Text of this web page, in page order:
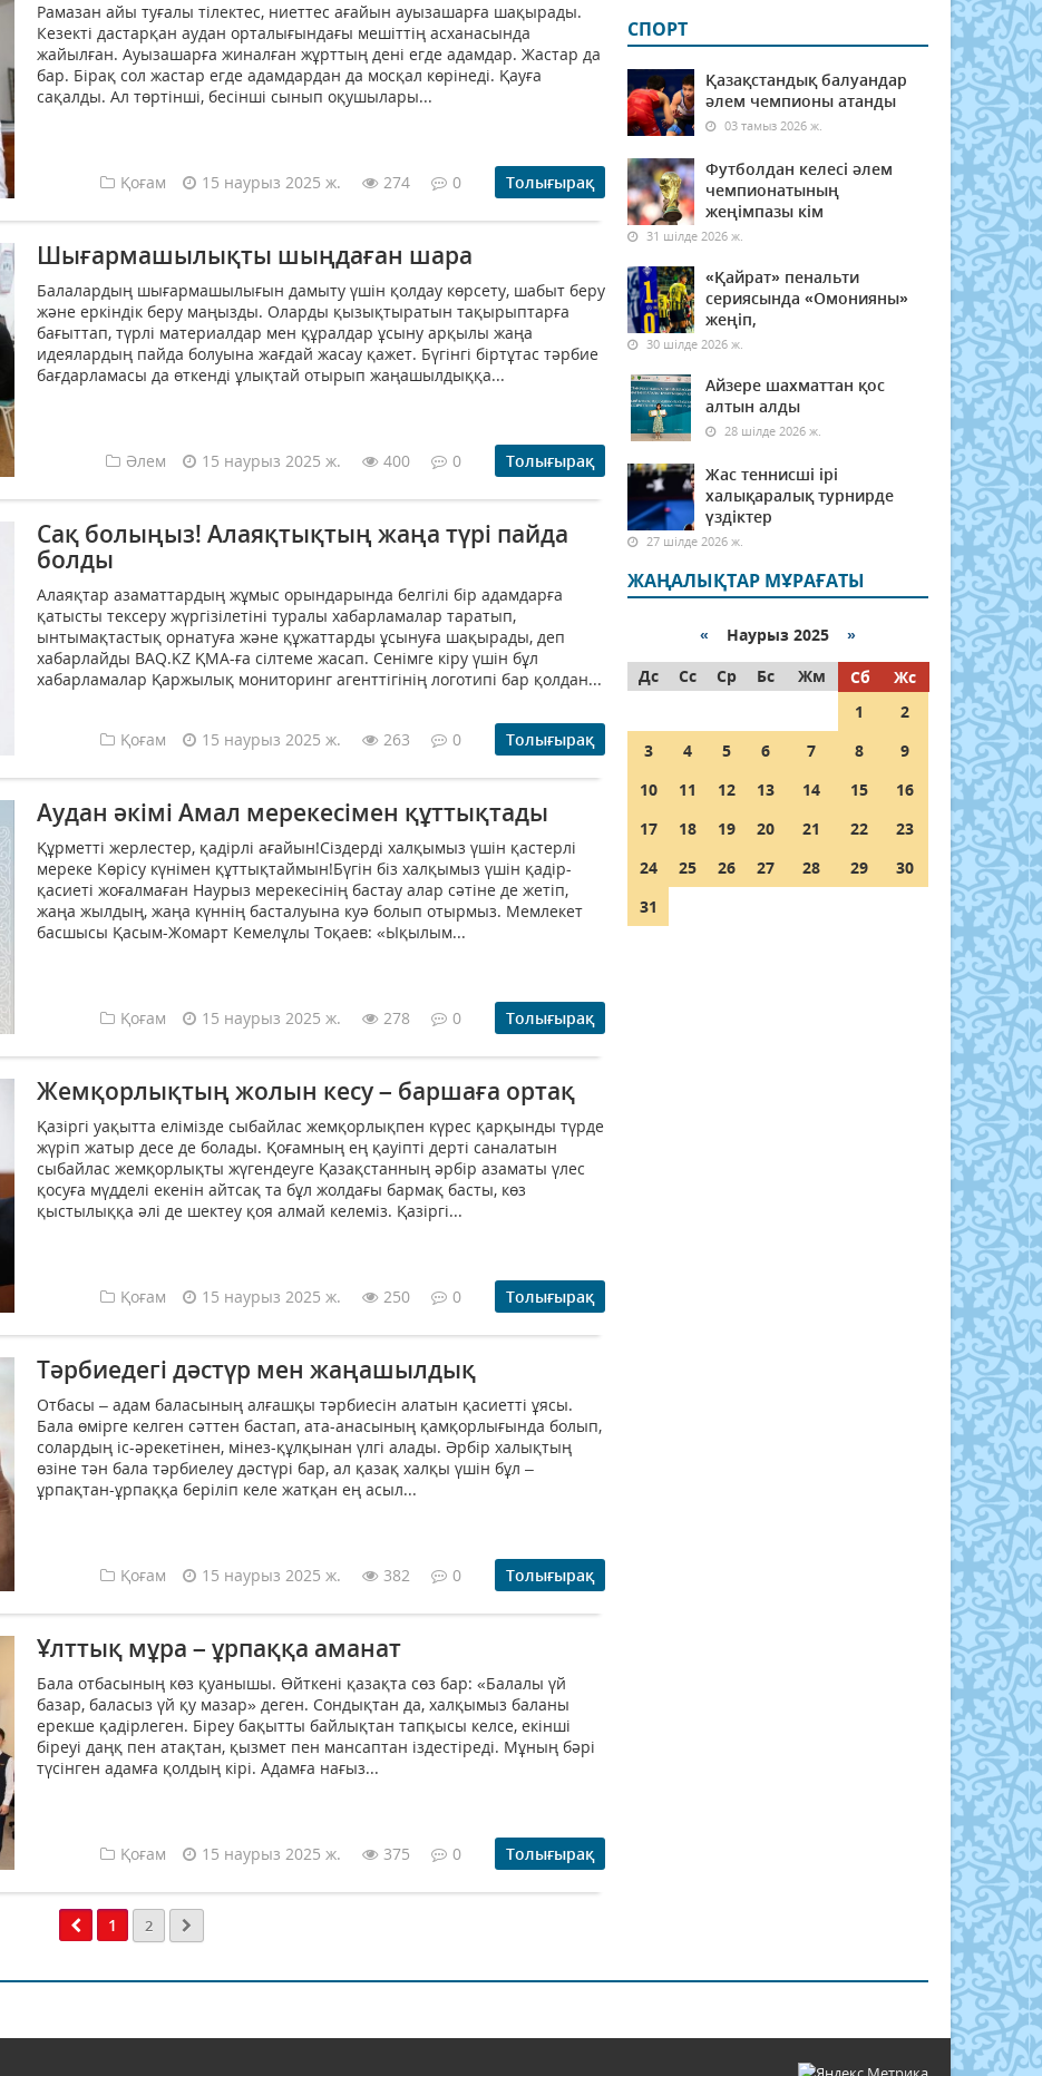
Рамазан айы туғалы тілектес, ниет­­тес ағайын ауызашарға ша­қырады.
Кезекті дастарқан ауда­н орталығындағы мешіттің асханасында
жайылған. Ауызашарға жиналған жұрттың дені егде адамдар. Жастар да
бар. Бірақ сол жастар егде адамдардан да мосқал кө­рінеді. Қауға
сақалды. Ал төртінші, бесінші сынып оқушылары...
Қоғам 15 наурыз 2025 ж. 274 0 Толығырақ
Шығармашылықты шыңдаған шара
Балалардың шығармашылығын дамыту үшін қолдау көрсету, шабыт беру
және еркіндік беру маңызды. Оларды қызықтыратын тақырыптарға
бағыттап, түрлі материалдар мен құралдар ұсыну арқылы жаңа
идеялардың пайда болуына жағдай жасау қажет. Бүгінгі біртұтас тәрбие
бағдарламасы да өткенді ұлықтай отырып жаңашылдыққа...
Әлем 15 наурыз 2025 ж. 400 0 Толығырақ
Сақ болыңыз! Алаяқтықтың жаңа түрі пайда
болды
Алаяқтар азаматтардың жұмыс орындарында белгілі бір адамдарға
қатысты тексеру жүргізілетіні туралы хабарламалар таратып,
ынтымақтастық орнатуға және құжаттарды ұсынуға шақырады, деп
хабарлайды BAQ.KZ ҚМА-ға сілтеме жасап. Сенімге кіру үшін бұл
хабарламалар Қаржылық мониторинг агенттігінің логотипі бар қолдан...
Қоғам 15 наурыз 2025 ж. 263 0 Толығырақ
Аудан әкімі Амал мерекесімен құттықтады
Құрметті жерлестер, қадірлі ағайын!Сіздерді халқымыз үшін қастерлі
мереке Көрісу күнімен құттықтаймын!Бүгін біз халқымыз үшін қадір-
қасиеті жоғалмаған Наурыз мерекесінің бастау алар сәтіне де жетіп,
жаңа жылдың, жаңа күннің басталуына куә болып отырмыз. Мемлекет
басшысы Қасым-Жомарт Кемелұлы Тоқаев: «Ықылым...
Қоғам 15 наурыз 2025 ж. 278 0 Толығырақ
Жемқорлықтың жолын кесу – баршаға ортақ
Қазіргі уақытта елімізде сыбайлас жемқорлықпен күрес қарқынды түрде
жүріп жатыр десе де болады. Қоғамның ең қауіпті дерті саналатын
сыбайлас жемқорлықты жүгендеуге Қазақстанның әрбір азаматы үлес
қосуға мүдделі екенін айтсақ та бұл жолдағы бармақ басты, көз
қыстылыққа әлі де шектеу қоя алмай келеміз. Қазіргі...
Қоғам 15 наурыз 2025 ж. 250 0 Толығырақ
Тәрбиедегі дәстүр мен жаңашылдық
Отбасы – адам баласының алғашқы тәрбиесін алатын қасиетті ұясы.
Бала өмірге келген сәттен бастап, ата-анасының қамқорлығында болып,
солардың іс-әрекетінен, мінез-құлқынан үлгі алады. Әрбір халықтың
өзіне тән бала тәрбиелеу дәстүрі бар, ал қазақ халқы үшін бұл –
ұрпақтан-ұрпаққа беріліп келе жатқан ең асыл...
Қоғам 15 наурыз 2025 ж. 382 0 Толығырақ
Ұлттық мұра – ұрпаққа аманат
Бала отбасының көз қуанышы. Өйткені қазақта сөз бар: «Балалы үй
базар, баласыз үй қу мазар» деген. Сондықтан да, халқымыз баланы
ерекше қадірлеген. Біреу бақытты байлықтан тапқысы келсе, екінші
біреуі даңқ пен атақтан, қызмет пен мансаптан іздестіреді. Мұның бәрі
түсінген адамға қолдың кірі. Адамға нағыз...
Қоғам 15 наурыз 2025 ж. 375 0 Толығырақ
1 2
СПОРТ
Қазақстандық балуандар
әлем чемпионы атанды
03 тамыз 2026 ж.
Футболдан келесі әлем
чемпионатының
жеңімпазы кім
31 шілде 2026 ж.
«Қайрат» пенальти
сериясында «Омонияны»
жеңіп,
30 шілде 2026 ж.
Айзере шахматтан қос
алтын алды
28 шілде 2026 ж.
Жас теннисші ірі
халықаралық турнирде
үздіктер
27 шілде 2026 ж.
ЖАҢАЛЫҚТАР МҰРАҒАТЫ
« Наурыз 2025 »
Дс
Сс Ср Бс Жм Сб
Жс
1
2
3
4 5 6 7 8
9
10
11 12 13 14 15
16
17
18 19 20 21 22
23
24
25 26 27 28 29
30
31